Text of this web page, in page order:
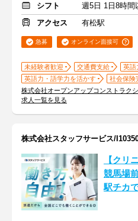
シフト
週5日 1日8時間
アクセス
有松駅
急募 オンライン面接可
未経験者歓迎 交通費支給
英語
英語力・語学力を活かす
社会保険
株式会社オープンアップコンストラク
求人一覧を見る
株式会社スタッフサービス/
【クリ
競馬場
駅チカ